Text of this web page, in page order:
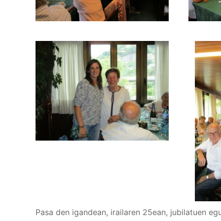
Pasa den igandean, irailaren 25ean, jubilatuen